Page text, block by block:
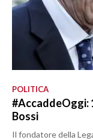
POLITICA
#AccaddeOggi:
Bossi
Il fondatore della